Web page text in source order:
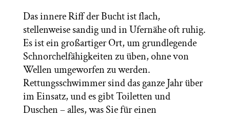
Das innere Riff der Bucht ist flach,
stellenweise sandig und in Ufernähe oft ruhig.
Es ist ein großartiger Ort, um grundlegende
Schnorchelfähigkeiten zu üben, ohne von
Wellen umgeworfen zu werden.
Rettungsschwimmer sind das ganze Jahr über
im Einsatz, und es gibt Toiletten und
Duschen – alles, was Sie für einen